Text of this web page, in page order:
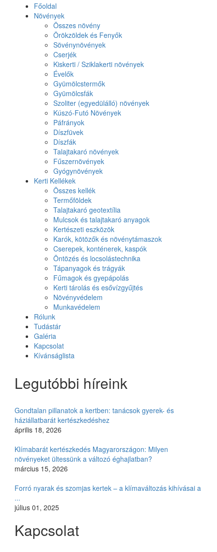
Főoldal
Növények
Összes növény
Örökzöldek és Fenyők
Sövénynövények
Cserjék
Kiskerti / Sziklakerti növények
Évelők
Gyümölcstermők
Gyümölcsfák
Szoliter (egyedülálló) növények
Kúszó-Futó Növények
Páfrányok
Díszfüvek
Díszfák
Talajtakaró növények
Fűszernövények
Gyógynövények
Kerti Kellékek
Összes kellék
Termőföldek
Talajtakaró geotextília
Mulcsok és talajtakaró anyagok
Kertészeti eszközök
Karók, kötözők és növénytámaszok
Cserepek, konténerek, kaspók
Öntözés és locsolástechnika
Tápanyagok és trágyák
Fűmagok és gyepápolás
Kerti tárolás és esővízgyűjtés
Növényvédelem
Munkavédelem
Rólunk
Tudástár
Galéria
Kapcsolat
Kívánságlista
Legutóbbi híreink
Gondtalan pillanatok a kertben: tanácsok gyerek- és
háziállatbarát kertészkedéshez
április 18, 2026
Klímabarát kertészkedés Magyarországon: Milyen
növényeket ültessünk a változó éghajlatban?
március 15, 2026
Forró nyarak és szomjas kertek – a klímaváltozás kihívásai a
...
július 01, 2025
Kapcsolat